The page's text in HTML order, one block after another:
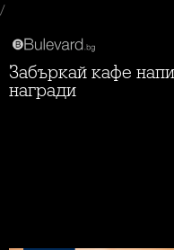
/
Забъркай кафе напитка и спечели страхотни
награди